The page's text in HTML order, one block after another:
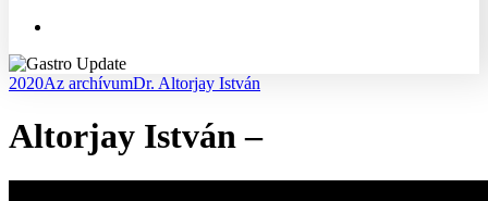
2020Az archívumDr. Altorjay István
Altorjay István –